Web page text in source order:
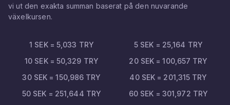
vi ut den exakta summan baserat på den nuvarande
växelkursen.
1 SEK= 5,033 TRY 5 SEK = 25,164 TRY
10 SEK= 50,329 TRY 20 SEK =100,657 TRY
30 SEK =150,986 TRY 40 SEK = 201,315 TRY
50 SEK = 251,644 TRY 60 SEK = 301,972 TRY